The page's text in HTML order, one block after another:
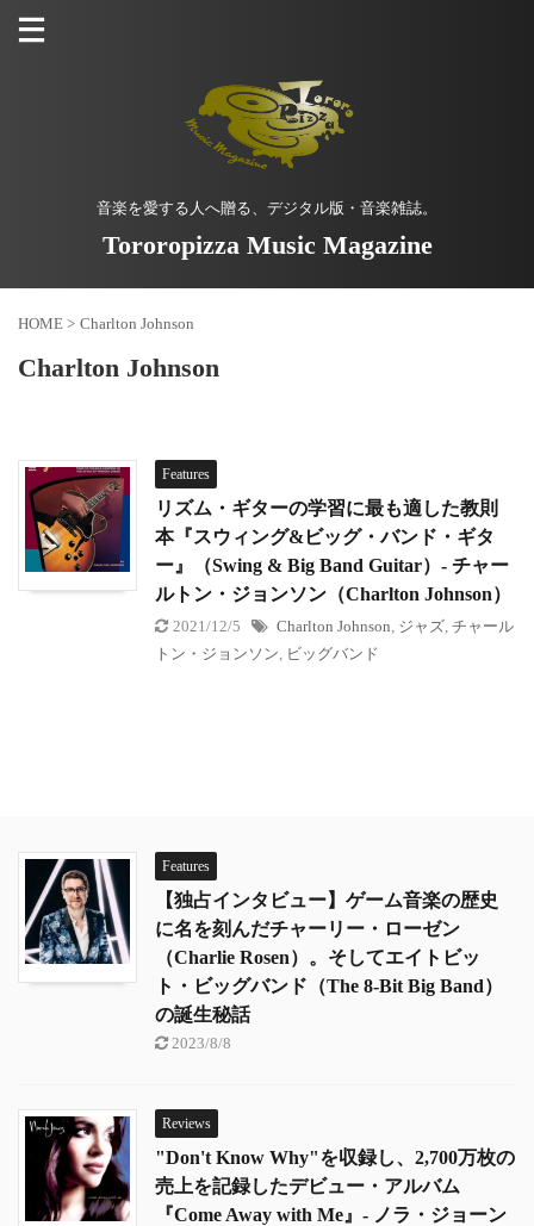
音楽を愛する人へ贈る、デジタル版・音楽雑誌。
Tororopizza Music Magazine
HOME > Charlton Johnson
Charlton Johnson
Features
リズム・ギターの学習に最も適した教則
本『スウィング&ビッグ・バンド・ギタ
ー』（Swing & Big Band Guitar）- チャー
ルトン・ジョンソン（Charlton Johnson）
2021/12/5 Charlton Johnson ジャズ チャール
トン・ジョンソン ビッグバンド
Features
【独占インタビュー】ゲーム音楽の歴史
に名を刻んだチャーリー・ローゼン
（Charlie Rosen）。そしてエイトビッ
ト・ビッグバンド（The 8-Bit Big Band）
の誕生秘話
2023/8/8
Reviews
"Don't Know Why"を収録し、2,700万枚の
売上を記録したデビュー・アルバム
『Come Away with Me』- ノラ・ジョーン